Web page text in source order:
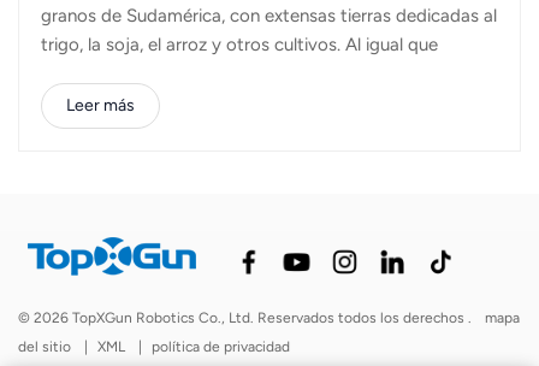
granos de Sudamérica, con extensas tierras dedicadas al
trigo, la soja, el arroz y otros cultivos. Al igual que
garantizar una protección eficiente y oportuna de los
cultivos, manteniendo al mismo tiempo los costos de
nuestro socio en Uruguay. Juntos, realizamos
operaciones prácticas de campo utilizando Los drones
de herbicidas en campos de trigo. Durante las
Leer más
© 2026 TopXGun Robotics Co., Ltd. Reservados todos los derechos .
mapa
del sitio
| XML | política de privacidad